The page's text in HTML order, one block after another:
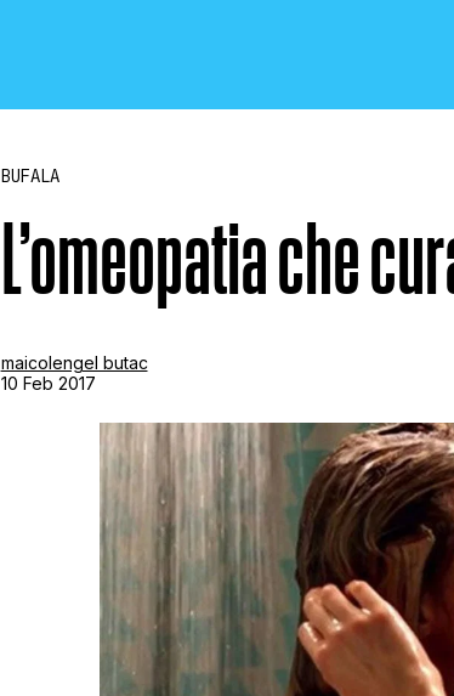
SALUTE E MEDICINA
STORIA E CITAZIONI
INTRATTENIMENTO
BUFALA
L’omeopatia che
maicolengel butac
10 Feb 2017